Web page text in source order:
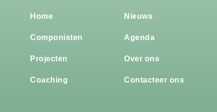
Home
Componisten
Projecten
Coaching
Nieuws
Agenda
Over ons
Contacteer ons